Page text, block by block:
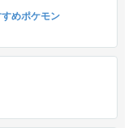
めポケモン